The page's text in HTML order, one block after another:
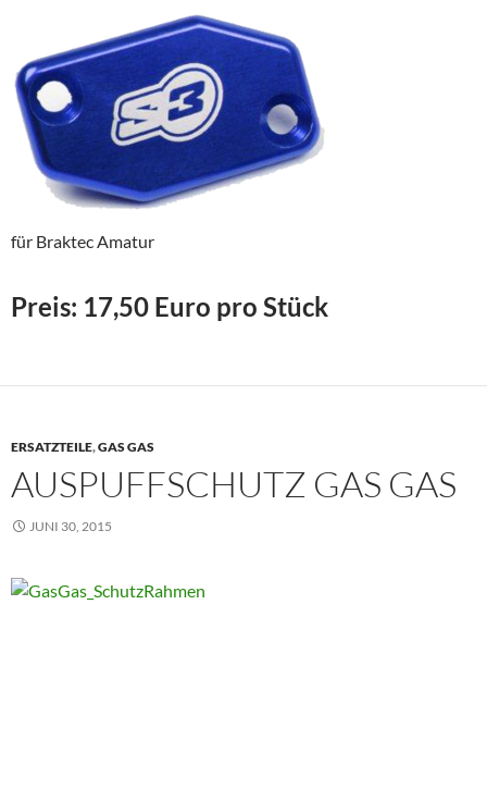
für Braktec Amatur
Preis: 17,50 Euro pro Stück
ERSATZTEILE,GAS GAS
AUSPUFFSCHUTZ GAS GAS
JUNI 30, 2015